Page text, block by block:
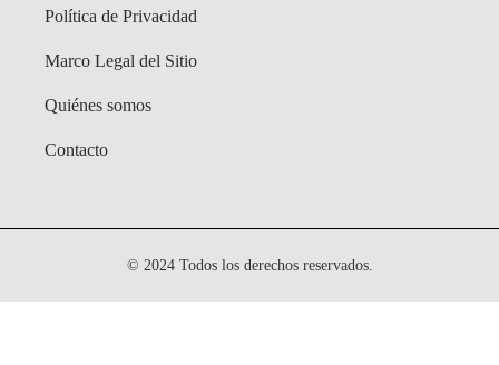
Política de Privacidad
Marco Legal del Sitio
Quiénes somos
Contacto
© 2024 Todos los derechos reservados.